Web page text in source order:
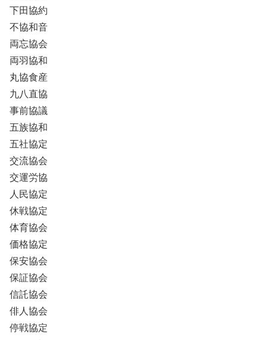
下田協約
不協和音
両忘協会
両羽協和
丸協食産
九八直協
事前協議
五族協和
五社協定
交流協会
交運労協
人民協定
休戦協定
体育協会
価格協定
保安協会
保証協会
信託協会
俳人協会
停戦協定